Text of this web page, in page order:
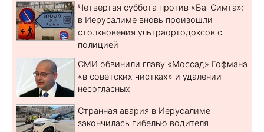
Четвертая суббота против «Ба-Симта»:
в Иерусалиме вновь произошли
столкновения ультраортодоксов с
полицией
СМИ обвинили главу «Моссад» Гофмана
«в советских чистках» и удалении
несогласных
Странная авария в Иерусалиме
закончилась гибелью водителя